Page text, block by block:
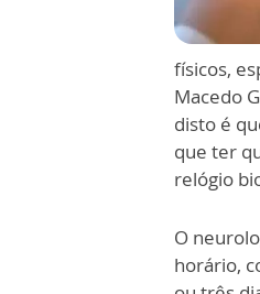
físicos,
Macedo
disto é
que ter
relógio
O
horário,